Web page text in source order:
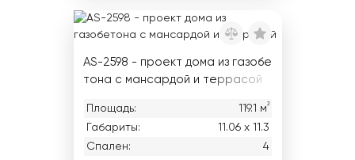
AS-2598 - проект дома из газобе
тона с мансардой и террасой
Площадь: 119.1 м²
Габариты:
11.06 х 11.3
Спален:
4